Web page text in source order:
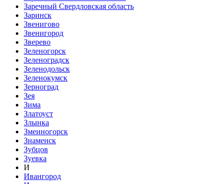
Заречный Свердловская область
Заринск
Звенигово
Звенигород
Зверево
Зеленогорск
Зеленоградск
Зеленодольск
Зеленокумск
Зерноград
Зея
Зима
Златоуст
Злынка
Змеиногорск
Знаменск
Зубцов
Зуевка
И
Ивангород